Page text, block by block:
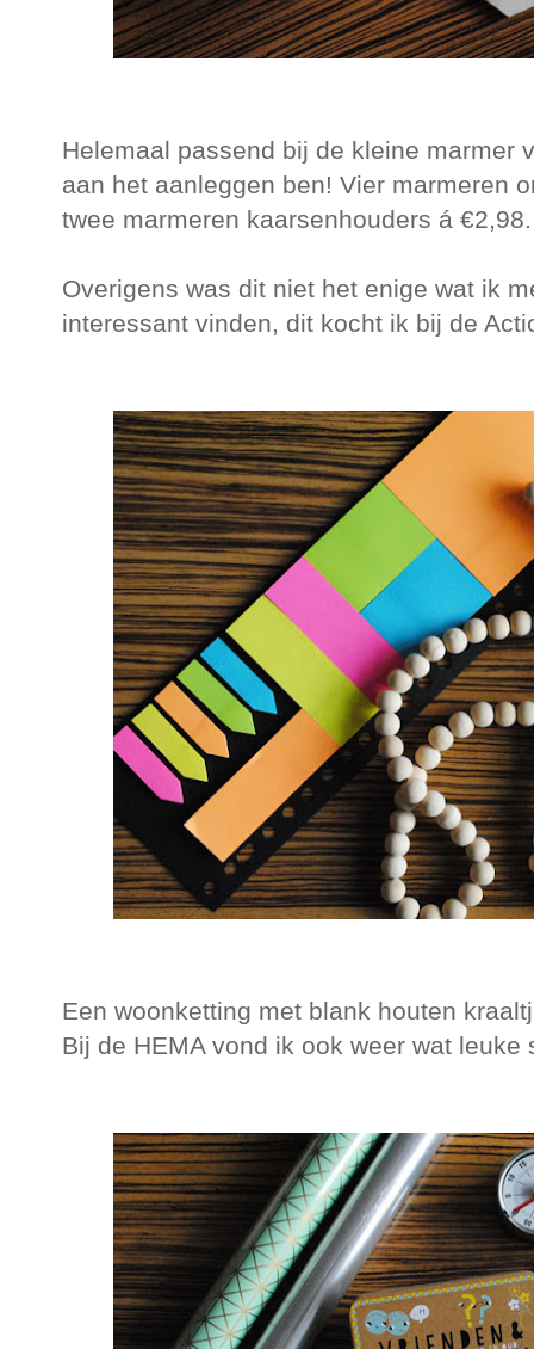
Helemaal passend bij de kleine marmer
aan het aanleggen ben! Vier marmeren
twee marmeren kaarsenhouders á
Overigens was dit niet het enige wat ik
interessant vinden, dit kocht ik bij de
Een woonketting met blank houten
Bij de HEMA vond ik ook weer wat leuke